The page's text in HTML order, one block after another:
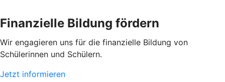
Finanzielle Bildung fördern
Wir engagieren uns für die finanzielle Bildung von
Schülerinnen und Schülern.
Jetzt informieren